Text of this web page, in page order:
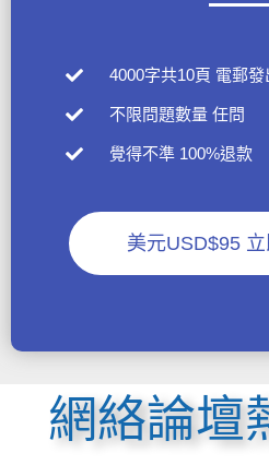
4000字共10頁 電郵發
不限問題數量 任問​
覺得不準 100%退款
美元USD$95
網絡論壇